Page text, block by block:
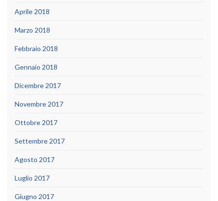
Aprile 2018
Marzo 2018
Febbraio 2018
Gennaio 2018
Dicembre 2017
Novembre 2017
Ottobre 2017
Settembre 2017
Agosto 2017
Luglio 2017
Giugno 2017